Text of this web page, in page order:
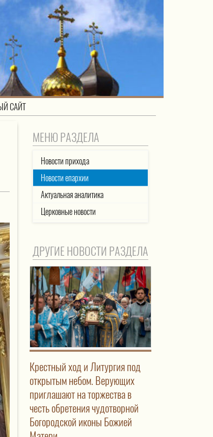
САЙТ
МЕНЮ РАЗДЕЛА
Новости прихода
Новости епархии
Актуальная аналитика
Церковные новости
ДРУГИЕ НОВОСТИ РАЗДЕЛА
Крестный ход и Литургия под
открытым небом. Верующих
приглашают на торжества в
честь обретения чудотворной
Богородской иконы Божией